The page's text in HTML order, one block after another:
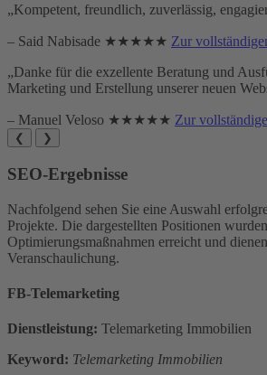
„Kompetent, freundlich, zuverlässig,
– Said Nabisade ★★★★★ Zur
„Danke für die exzellente Beratung und
Marketing und Erstellung unserer neuen
– Manuel Veloso ★★★★★ Zur
❮ ❯
SEO-Ergebnisse
Nachfolgend sehen Sie eine Auswahl
Projekte. Die dargestellten Positionen
Optimierungsmaßnahmen erreicht und
Veranschaulichung.
FB-Telemarketing
Dienstleistung: Telemarketing Immobilien
Keyword: Telemarketing Immobilien